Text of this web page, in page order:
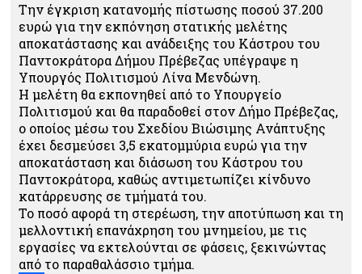
Την έγκριση κατανομής πίστωσης ποσού 37.200
ευρώ για την εκπόνηση στατικής μελέτης
αποκατάστασης και ανάδειξης του Κάστρου του
Παντοκράτορα Δήμου Πρέβεζας υπέγραψε η
Υπουργός Πολιτισμού Λίνα Μενδώνη.
Η μελέτη θα εκπονηθεί από το Υπουργείο
Πολιτισμού και θα παραδοθεί στον Δήμο Πρέβεζας,
ο οποίος μέσω του Σχεδίου Βιώσιμης Ανάπτυξης
έχει δεσμεύσει 3,5 εκατομμύρια ευρώ για την
αποκατάσταση και διάσωση του Κάστρου του
Παντοκράτορα, καθώς αντιμετωπίζει κίνδυνο
κατάρρευσης σε τμήματά του.
Το ποσό αφορά τη στερέωση, την αποτύπωση και τη
μελλοντική επανάχρηση του μνημείου, με τις
εργασίες να εκτελούνται σε φάσεις, ξεκινώντας
από το παραθαλάσσιο τμήμα.